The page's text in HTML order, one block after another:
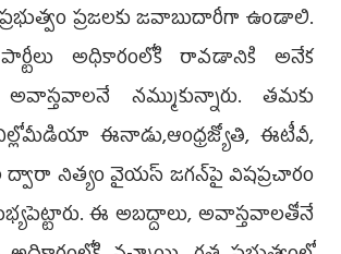
ప్రజలకు జవాబుదారీగా ఉండాలి.
అధికారంలోకి రావడానికి అనేక
నమ్ముకున్నారు. తమకు
ఈనాడు,ఆంధ్రజ్యోతి, ఈటీవీ,
నిత్యం వైయస్ జగన్‌పై విషప్రచారం
ఈ అబద్దాలు, అవాస్తవాలతోనే